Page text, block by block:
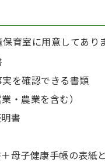
育室に用意してありま
を確認できる書類
・農業を含む）
書
母子健康手帳の表紙